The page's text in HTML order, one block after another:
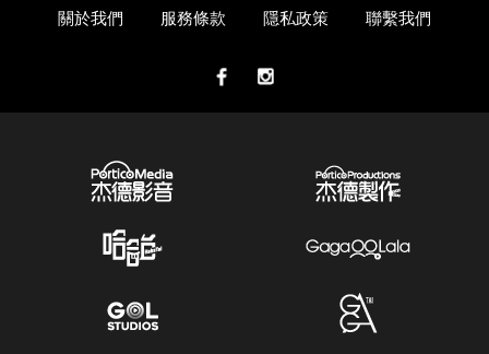
關於我們 服務條款 隱私政策 聯繫我們